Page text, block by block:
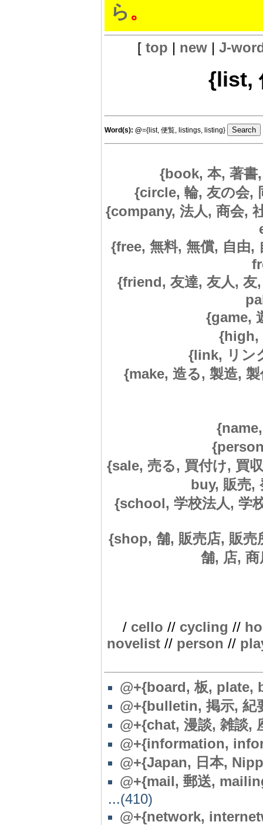
ら。
[ top | new| J-
{list,
Word(s): @={list, 便覧, listings, listing}
{book, 本, 著書
{circle, 輪, 友の会,
{company, 法人, 商会,
{free, 無料, 無償, 自由
{friend, 友達, 友人, 友
{game,
{high,
{link, リン
{make, 造る, 製造,
{sale, 売る, 買付け, 買
buy, 販売,
{school, 学校法人, 学
{shop, 舗, 販売店, 販売
舗, 店,
/ cello // cycling //
novelist // person //
@+{board, 板, plate,
@+{bulletin, 掲示, 紀
@+{chat, 漫談, 雑談,
@+{information,
@+{Japan, 日本,
@+{mail, 郵送,
...(410)
@+{network,